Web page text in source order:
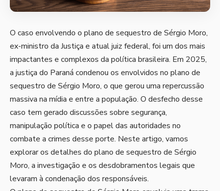
O caso envolvendo o plano de sequestro de Sérgio Moro,
ex-ministro da Justiça e atual juiz federal, foi um dos mais
impactantes e complexos da política brasileira. Em 2025,
a justiça do Paraná condenou os envolvidos no plano de
sequestro de Sérgio Moro, o que gerou uma repercussão
massiva na mídia e entre a população. O desfecho desse
caso tem gerado discussões sobre segurança,
manipulação política e o papel das autoridades no
combate a crimes desse porte. Neste artigo, vamos
explorar os detalhes do plano de sequestro de Sérgio
Moro, a investigação e os desdobramentos legais que
levaram à condenação dos responsáveis.